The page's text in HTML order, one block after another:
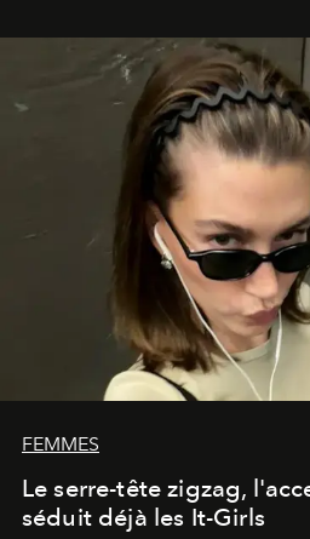
FEMMES
Le serre-tête zigzag,
séduit déjà les It-Girls